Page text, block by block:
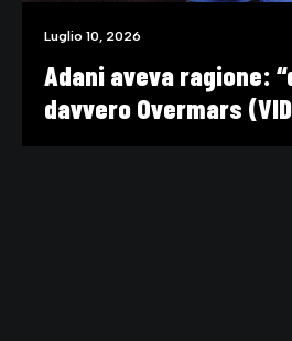
Luglio 10, 2026
Adani aveva ragione:
davvero Overmars